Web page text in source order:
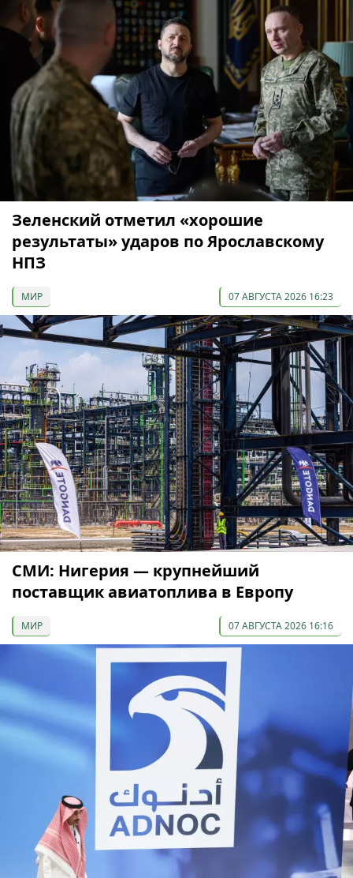
Зеленский отметил «хорошие
результаты» ударов по Ярославскому
НПЗ
МИР 07 АВГУСТА 2026 16:23
СМИ: Нигерия — крупнейший
поставщик авиатоплива в Европу
МИР 07 АВГУСТА 2026 16:16